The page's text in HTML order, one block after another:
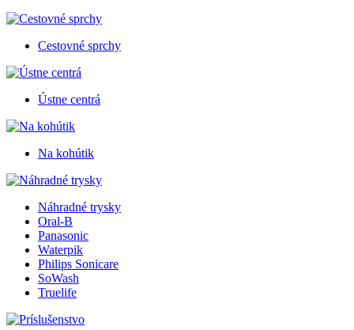
Cestovné sprchy
Ústne centrá
Na kohútik
Náhradné trysky
Oral-B
Panasonic
Waterpik
Philips Sonicare
SoWash
Truelife